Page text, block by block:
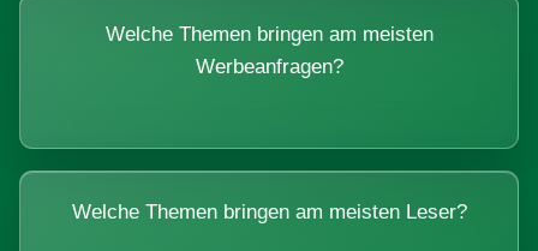
Welche Themen bringen am meisten
Werbeanfragen?
Welche Themen bringen am meisten Leser?